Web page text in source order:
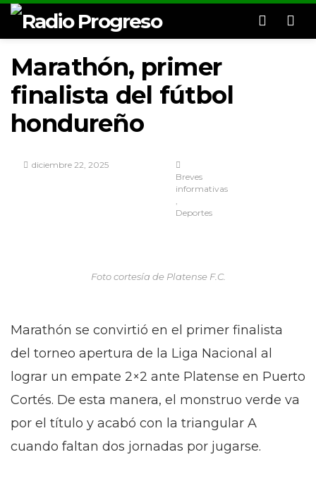
Marathón, primer
finalista del fútbol
hondureño
diciembre 22, 2025
Breves
informativas
Deportes
Foto cortesía de Platense F.C.
Marathón se convirtió en el primer finalista
del torneo apertura de la Liga Nacional al
lograr un empate 2×2 ante Platense en Puerto
Cortés. De esta manera, el monstruo verde va
por el título y acabó con la triangular A
cuando faltan dos jornadas por jugarse.